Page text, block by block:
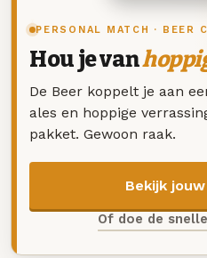
PERSONAL MATCH · BEER
Hou je van
De Beer koppelt je aan
ales en hoppige
pakket. Gewoon raak.
Bekijk
Of doe de